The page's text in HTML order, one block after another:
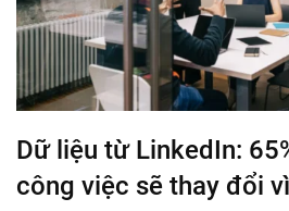
Dữ liệu từ LinkedIn:
công việc sẽ thay đổi